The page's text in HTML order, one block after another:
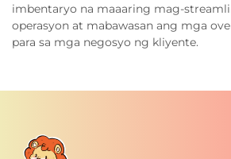
imbentaryo na maaaring mag-
operasyon at mabawasan ang mga
para sa mga negosyo ng kliyente.